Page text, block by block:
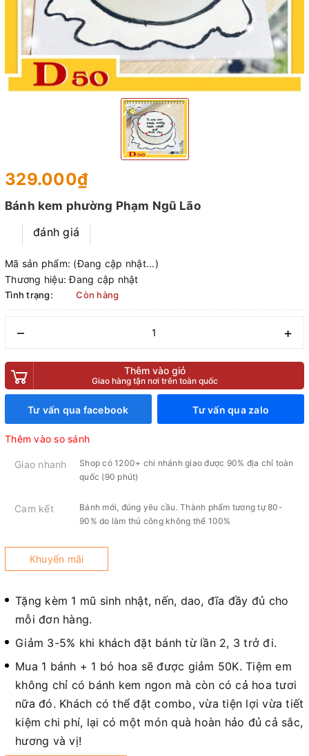
329.000₫
Bánh kem phường Phạm Ngũ Lão
đánh giá
Mã sản phẩm: (Đang cập nhật...)
Thương hiệu: Đang cập nhật
Tình trạng: Còn hàng
– +
Thêm vào giỏ
Giao hàng tận nơi trên toàn quốc
Tư vấn qua facebook Tư vấn qua zalo
Thêm vào so sánh
Giao nhanh
Shop có 1200+ chi nhánh giao được 90% địa chỉ toàn
quốc (90 phút)
Cam kết
Bánh mới, đúng yêu cầu. Thành phẩm tương tự 80-
90% do làm thủ công không thể 100%
Khuyến mãi
Tặng kèm 1 mũ sinh nhật, nến, dao, đĩa đầy đủ cho
mỗi đơn hàng.
Giảm 3-5% khi khách đặt bánh từ lần 2, 3 trở đi.
Mua 1 bánh + 1 bó hoa sẽ được giảm 50K. Tiệm em
không chỉ có bánh kem ngon mà còn có cả hoa tươi
nữa đó. Khách có thể đặt combo, vừa tiện lợi vừa tiết
kiệm chi phí, lại có một món quà hoàn hảo đủ cả sắc,
hương và vị!